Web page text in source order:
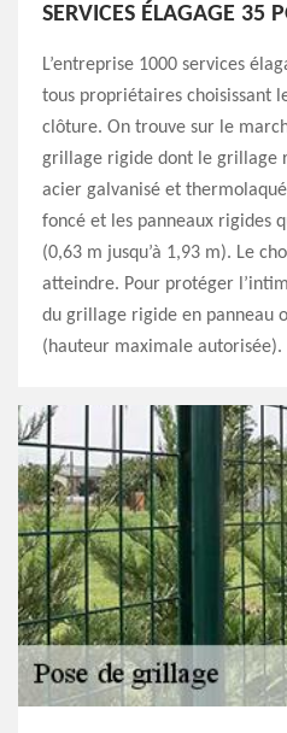
SERVICES ÉLAGAGE 35
L’entreprise 1000 services
tous propriétaires choisissant
clôture. On trouve sur le
grillage rigide dont le grillage
acier galvanisé et
foncé et les panneaux rigides
(0,63 m jusqu’à 1,93 m). Le
atteindre. Pour protéger
du grillage rigide en panneau
(hauteur maximale autorisée).